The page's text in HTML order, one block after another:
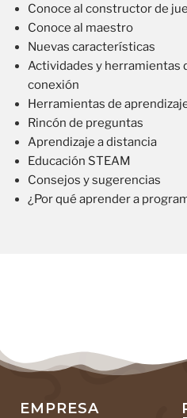
Conoce al constructor de
Conoce al maestro
Nuevas características
Actividades y herramientas
conexión
Herramientas de
Rincón de preguntas
Aprendizaje a distancia
Educación STEAM
Consejos y sugerencias
¿Por qué aprender a
EMPRESA